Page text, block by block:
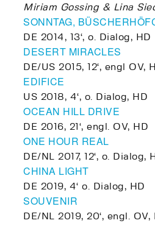
Miriam Gossing & Lina
SONNTAG,
DE 2014, 13‘, o. Dialog, HD
DESERT MIRACLES
DE/US 2015, 12‘, engl OV,
EDIFICE
US 2018, 4‘, o. Dialog, HD
OCEAN HILL DRIVE
DE 2016, 21‘, engl. OV, HD
ONE HOUR REAL
DE/NL 2017, 12‘, o. Dialog,
CHINA LIGHT
DE 2019, 4‘ o. Dialog, HD
SOUVENIR
DE/NL 2019, 20‘, engl. OV,